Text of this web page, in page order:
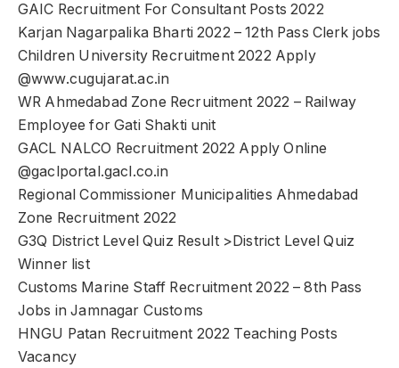
GAIC Recruitment For Consultant Posts 2022
Karjan Nagarpalika Bharti 2022 – 12th Pass Clerk jobs
Children University Recruitment 2022 Apply
@www.cugujarat.ac.in
WR Ahmedabad Zone Recruitment 2022 – Railway
Employee for Gati Shakti unit
GACL NALCO Recruitment 2022 Apply Online
@gaclportal.gacl.co.in
Regional Commissioner Municipalities Ahmedabad
Zone Recruitment 2022
G3Q District Level Quiz Result >District Level Quiz
Winner list
Customs Marine Staff Recruitment 2022 – 8th Pass
Jobs in Jamnagar Customs
HNGU Patan Recruitment 2022 Teaching Posts
Vacancy